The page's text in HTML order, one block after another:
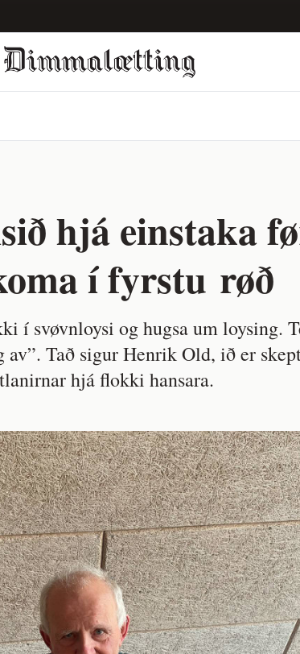
hjá einstaka
í fyrstu røð
í svøvnloysi og hugsa um loysing.
av”. Tað sigur Henrik Old, ið er
hjá flokki hansara.